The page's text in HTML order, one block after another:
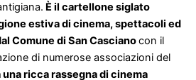
È il cartellone siglato
estiva di cinema, spettacoli ed
Comune di San Cascianocon il
di numerose associazioni del
una ricca rassegna di cinema